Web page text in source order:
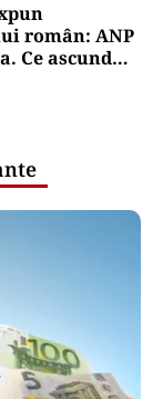
român: ANP
Ce ascund